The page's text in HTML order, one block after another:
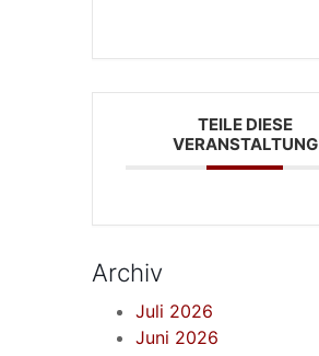
TEILE DIESE
VERANSTALTUNG
Archiv
Juli 2026
Juni 2026